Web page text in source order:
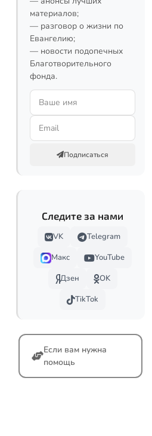
материалов;
— разговор о жизни по
Евангелию;
— новости подопечных
Благотворительного
фонда.
Подписаться
Следите за нами
VK
Telegram
Макс
YouTube
Дзен
OK
TikTok
Если вам нужна
помощь